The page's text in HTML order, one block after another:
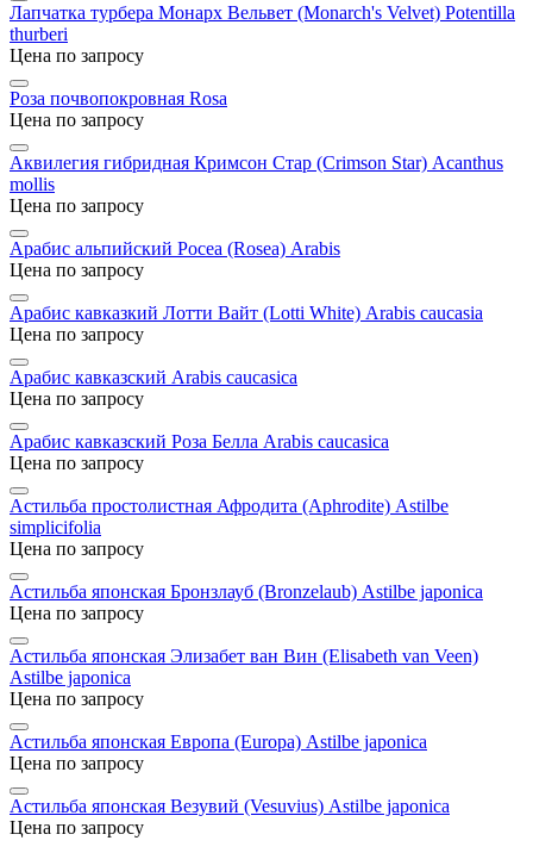
Лапчатка турбера Монарх Вельвет (Monarch's Velvet) Potentilla
thurberi
Цена по запросу
Роза почвопокровная Rosa
Цена по запросу
Аквилегия гибридная Кримсон Стар (Crimson Star) Acanthus
mollis
Цена по запросу
Арабис альпийский Росеа (Rosea) Arabis
Цена по запросу
Арабис кавказкий Лотти Вайт (Lotti White) Arabis caucasia
Цена по запросу
Арабис кавказский Arabis caucasica
Цена по запросу
Арабис кавказский Роза Белла Arabis caucasica
Цена по запросу
Астильба простолистная Афродита (Aphrodite) Astilbe
simplicifolia
Цена по запросу
Астильба японская Бронзлауб (Bronzelaub) Astilbe japonica
Цена по запросу
Астильба японская Элизабет ван Вин (Elisabeth van Veen)
Astilbe japonica
Цена по запросу
Астильба японская Европа (Europa) Astilbe japonica
Цена по запросу
Астильба японская Везувий (Vesuvius) Astilbe japonica
Цена по запросу